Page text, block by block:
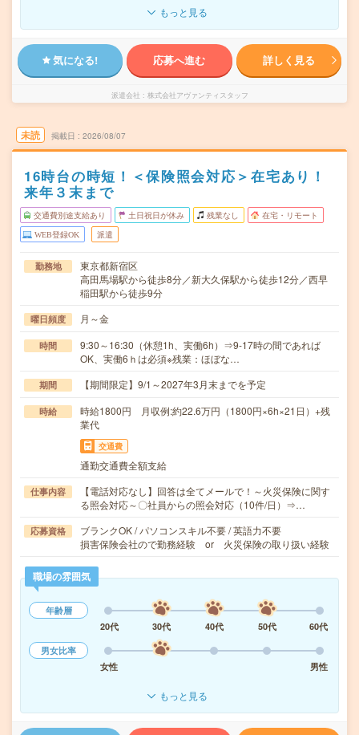
もっと見る
気になる! 応募へ進む 詳しく見る
派遣会社 株式会社アヴァンティスタッフ
未読 掲載日 2026/08/07
16時台の時短！＜保険照会対応＞在宅あり！
来年３末まで
交通費別途支給あり 土日祝日が休み 残業なし 在宅・リモート
WEB登録OK 派遣
勤務地
東京都新宿区
高田馬場駅から徒歩8分／新大久保駅から徒歩12分／西早
稲田駅から徒歩9分
曜日頻度 月～金
時間
9:30～16:30（休憩1h、実働6h）⇒9-17時の間であれば
OK、実働6ｈは必須※残業：ほぼな…
期間 【期間限定】9/1～2027年3月末までを予定
時給
時給1800円 月収例:約22.6万円（1800円×6h×21日）+残
業代
交通費
通勤交通費全額支給
仕事内容
【電話対応なし】回答は全てメールで！～火災保険に関す
る照会対応～〇社員からの照会対応（10件/日）⇒…
応募資格
ブランクOK / パソコンスキル不要 / 英語力不要
損害保険会社ので勤務経験 or 火災保険の取り扱い経験
職場の雰囲気
年齢層
20代
30代 40代 50代
60代
男女比率
女性
男性
もっと見る